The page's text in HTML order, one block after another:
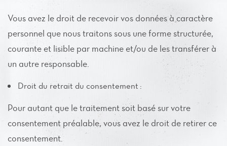
Vous avez le droit de recevoir vos données à caractère
personnel que nous traitons sous une forme structurée,
courante et lisible par machine et/ou de les transférer à
un autre responsable.
Droit du retrait du consentement :
Pour autant que le traitement soit basé sur votre
consentement préalable, vous avez le droit de retirer ce
consentement.